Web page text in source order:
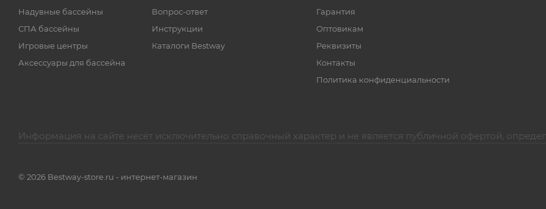
Надувные бассейны
СПА бассейны
Игровые центры
Аксессуары для бассейна
Вопрос-ответ
Инструкции
Каталоги Bestway
Гарантия
Оптовикам
Реквизиты
Контакты
Политика конфиденциальности
Информация на сайте несёт исключительно справочный характер и не является публичной офертой,
© 2026 Bestway-store.ru - интернет-магазин